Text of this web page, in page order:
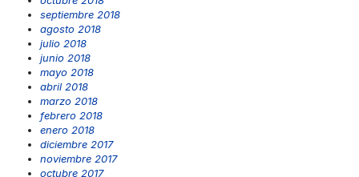
septiembre 2018
agosto 2018
julio 2018
junio 2018
mayo 2018
abril 2018
marzo 2018
febrero 2018
enero 2018
diciembre 2017
noviembre 2017
octubre 2017